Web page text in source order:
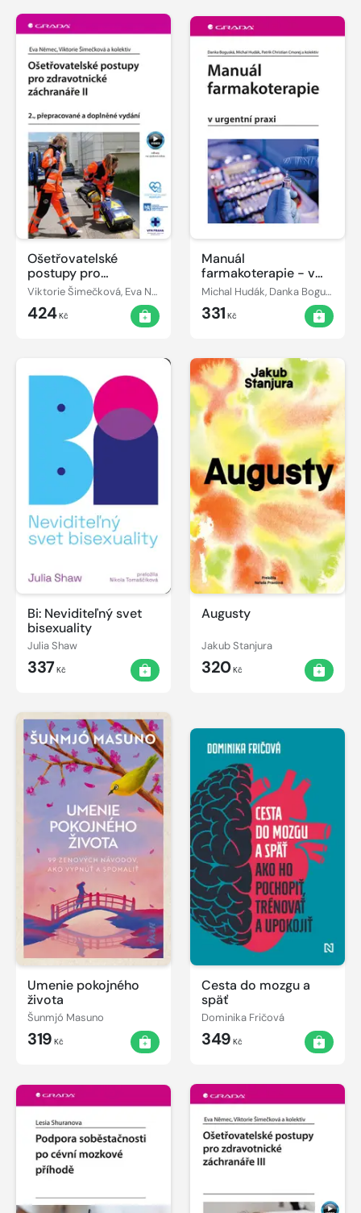
Ošetřovatelské
postupy pro
zdravotnické
záchranáře II - 2.,
přepracované vydání
Viktorie Šimečková, Eva Němec
424Kč
Manuál
farmakoterapie - v
urgentní praxi
Michal Hudák, Danka Boguská, Patrik Christian Cmorej
331 Kč
Bi: Neviditeľný svet
bisexuality
Julia Shaw
337Kč
Augusty
Jakub Stanjura
320Kč
Umenie pokojného
života
Šunmjó Masuno
319 Kč
Cesta do mozgu a
späť
Dominika Fričová
349 Kč